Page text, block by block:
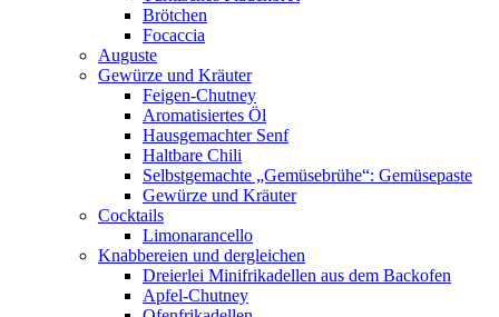
Brötchen
Focaccia
Auguste
Gewürze und Kräuter
Feigen-Chutney
Aromatisiertes Öl
Hausgemachter Senf
Haltbare Chili
Selbstgemachte „Gemüsebrühe“: Gemüsepaste
Gewürze und Kräuter
Cocktails
Limonarancello
Knabbereien und dergleichen
Dreierlei Minifrikadellen aus dem Backofen
Apfel-Chutney